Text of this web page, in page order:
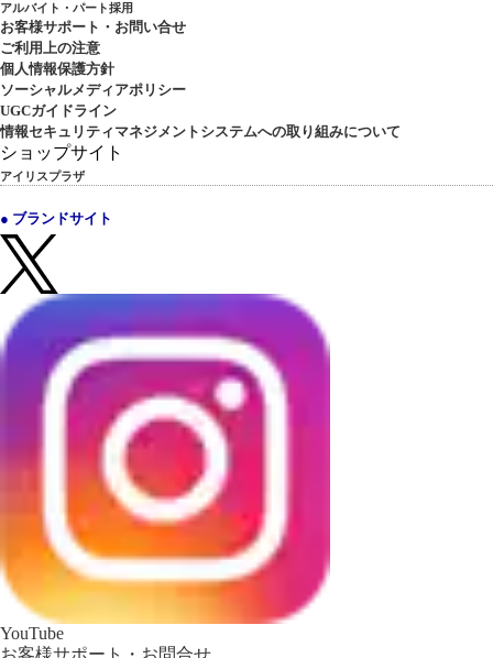
アルバイト・パート採用
お客様サポート・お問い合せ
ご利用上の注意
個人情報保護方針
ソーシャルメディアポリシー
UGCガイドライン
情報セキュリティマネジメントシステムへの取り組みについて
ショップサイト
アイリスプラザ
● ブランドサイト
YouTube